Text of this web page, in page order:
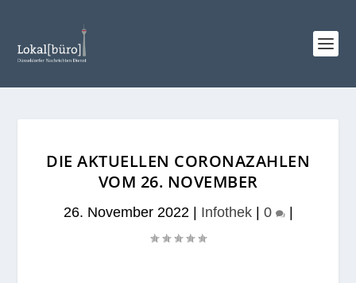
DIE AKTUELLEN CORONAZAHLEN
VOM 26. NOVEMBER
26. November 2022| Infothek| 0 |